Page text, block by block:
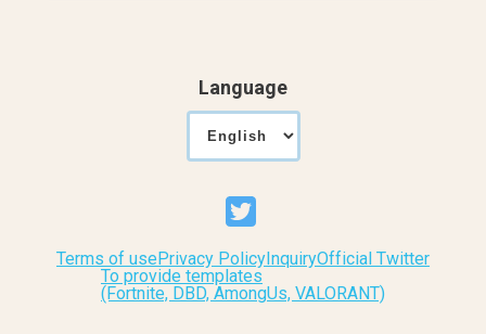
Language
Terms of usePrivacy Policy InquiryOfficial Twitter
To provide templates
(Fortnite, DBD, AmongUs, VALORANT)